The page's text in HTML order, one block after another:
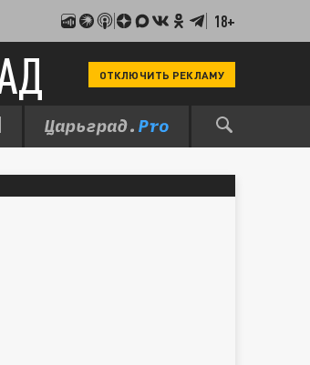
18+
ОТКЛЮЧИТЬ РЕКЛАМУ